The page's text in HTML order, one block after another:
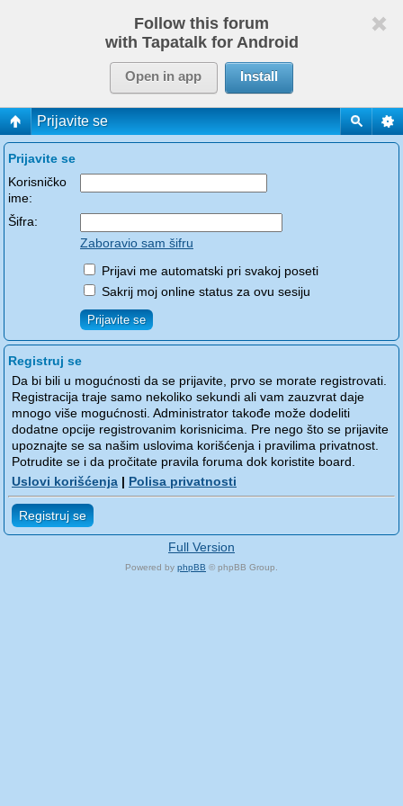
Follow this forum
with Tapatalk for Android
Open in app Install
Prijavite se
Prijavite se
Korisničko
ime:
Šifra:
Zaboravio sam šifru
Prijavi me automatski pri svakoj poseti
Sakrij moj online status za ovu sesiju
Registruj se
Da bi bili u mogućnosti da se prijavite, prvo se morate registrovati.
Registracija traje samo nekoliko sekundi ali vam zauzvrat daje
mnogo više mogućnosti. Administrator takođe može dodeliti
dodatne opcije registrovanim korisnicima. Pre nego što se prijavite
upoznajte se sa našim uslovima korišćenja i pravilima privatnost.
Potrudite se i da pročitate pravila foruma dok koristite board.
Uslovi korišćenja | Polisa privatnosti
Registruj se
Full Version
Powered by phpBB © phpBB Group.